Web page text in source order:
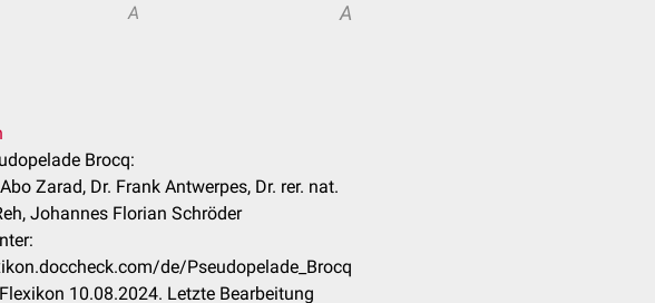
A A
Brocq:
Zarad, Dr. Frank Antwerpes, Dr. rer. nat.
Johannes Florian Schröder
de/Pseudopelade_Brocq
10.08.2024. Letzte Bearbeitung